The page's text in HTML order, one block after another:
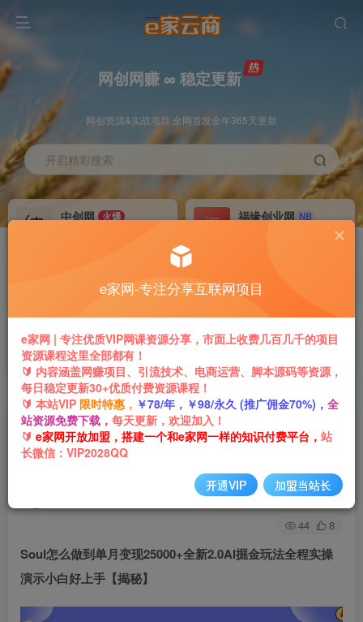
网创网赚 ∞ 稳定更新
网创资源&实战项目 全网首发全年365天更新
开启精彩搜索
中创网 火爆
福缘创业网 NB
永久VIP价值198元
免费下载全站资源
推广返利 70%
专属链接提现快
加盟本站 躺赚
首页 网创项目 AI技术 正文
Soul怎么做到单月变现25000+全新2.0AI掘金玩法
全程实操演示小白好上手【揭秘】
关注 私信
44 8
Soul怎么做到单月变现25000+全新2.0AI掘金玩法全程实操
演示小白好上手【揭秘】
e家网-专注分享互联网项目
e家网 | 专注优质VIP网课资源分享，市面上收费几百几千的项目
资源课程这里全部都有！
🔰 内容涵盖网赚项目、引流技术、电商运营、脚本源码等资源，
每日稳定更新30+优质付费资源课程！
🔰 本站VIP 限时特惠， ￥78/年，￥98/永久 (推广佣金70%)， 全
站资源免费下载， 每天更新，欢迎加入！
🔰 e家网开放加盟，搭建一个和e家网一样的知识付费平台， 站
长微信：VIP2028QQ
开通VIP 加盟当站长